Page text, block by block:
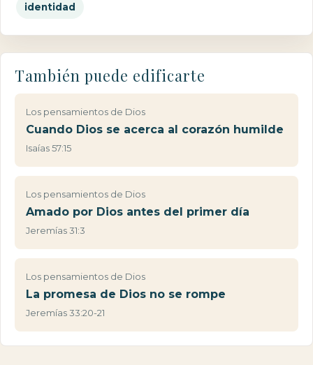
identidad
También puede edificarte
Los pensamientos de Dios
Cuando Dios se acerca al corazón humilde
Isaías 57:15
Los pensamientos de Dios
Amado por Dios antes del primer día
Jeremías 31:3
Los pensamientos de Dios
La promesa de Dios no se rompe
Jeremías 33:20-21